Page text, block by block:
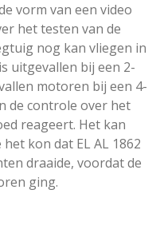
vorm van een video
het testen van de
nog kan vliegen in
uitgevallen bij een 2-
motoren bij een 4-
de controle over het
reageert. Het kan
kon dat EL AL 1862
draaide, voordat de
ging.